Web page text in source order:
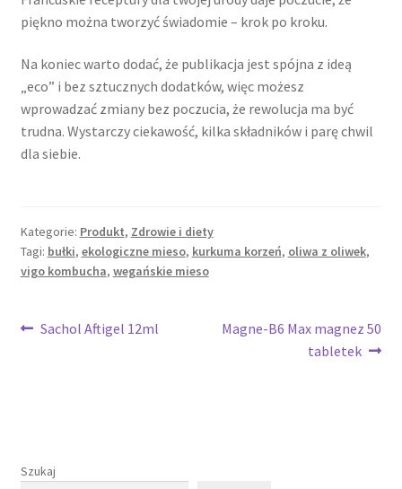
piękno można tworzyć świadomie – krok po kroku.
Na koniec warto dodać, że publikacja jest spójna z ideą
„eco” i bez sztucznych dodatków, więc możesz
wprowadzać zmiany bez poczucia, że rewolucja ma być
trudna. Wystarczy ciekawość, kilka składników i parę chwil
dla siebie.
Kategorie: Produkt, Zdrowie i diety
Tagi: bułki, ekologiczne mieso, kurkuma korzeń, oliwa z oliwek,
vigo kombucha, wegańskie mieso
Nawigacja
Poprzedni
Sachol Aftigel 12ml
Następny
Magne-B6 Max magnez 50
tabletek
Szukaj